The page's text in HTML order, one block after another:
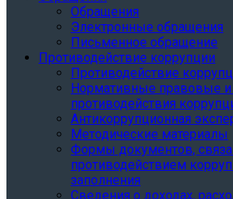
Обращения
Электронные обращения
Письменное обращение
Противодействие коррупции
Противодействие
Нормативные правовые
противодействия
Антикоррупционная
Методические материалы
Формы документов,
противодействием
заполнения
Сведения о доходах,